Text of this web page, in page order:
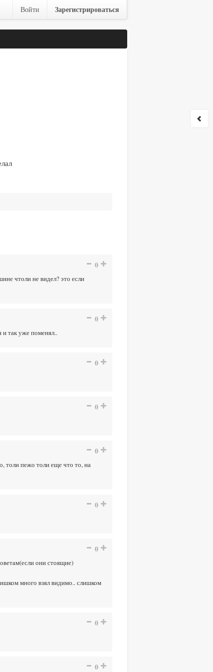
Войти Зарегистрироваться
0
чтоли не видел? это если
0
и так уже поменял..
0
0
0
толи пежо толи еще что то, на
0
0
они стоящие)
много взял видимо.. слишком
0
0